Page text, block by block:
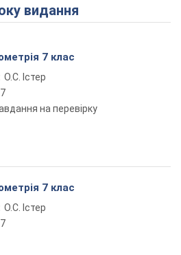
Play Video
видання
7 клас
О.С. Істер
на перевірку
7 клас
О.С. Істер